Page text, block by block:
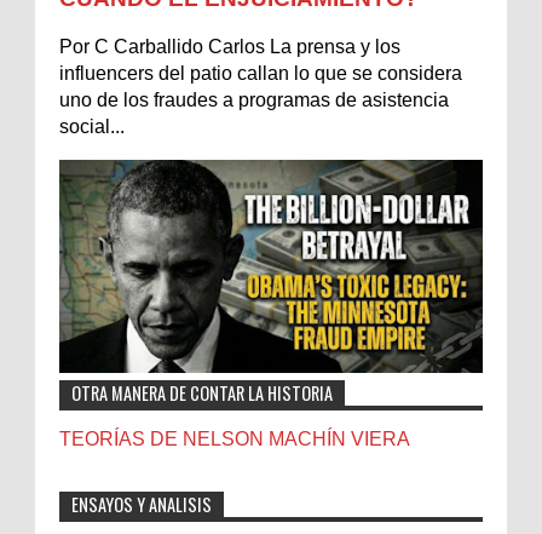
Por C Carballido Carlos La prensa y los
influencers del patio callan lo que se considera
uno de los fraudes a programas de asistencia
social...
OTRA MANERA DE CONTAR LA HISTORIA
TEORÍAS DE NELSON MACHÍN VIERA
ENSAYOS Y ANALISIS